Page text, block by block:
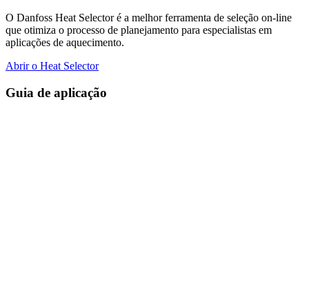
O Danfoss Heat Selector é a melhor ferramenta de seleção on-line
que otimiza o processo de planejamento para especialistas em
aplicações de aquecimento.
Abrir o Heat Selector
Guia de aplicação